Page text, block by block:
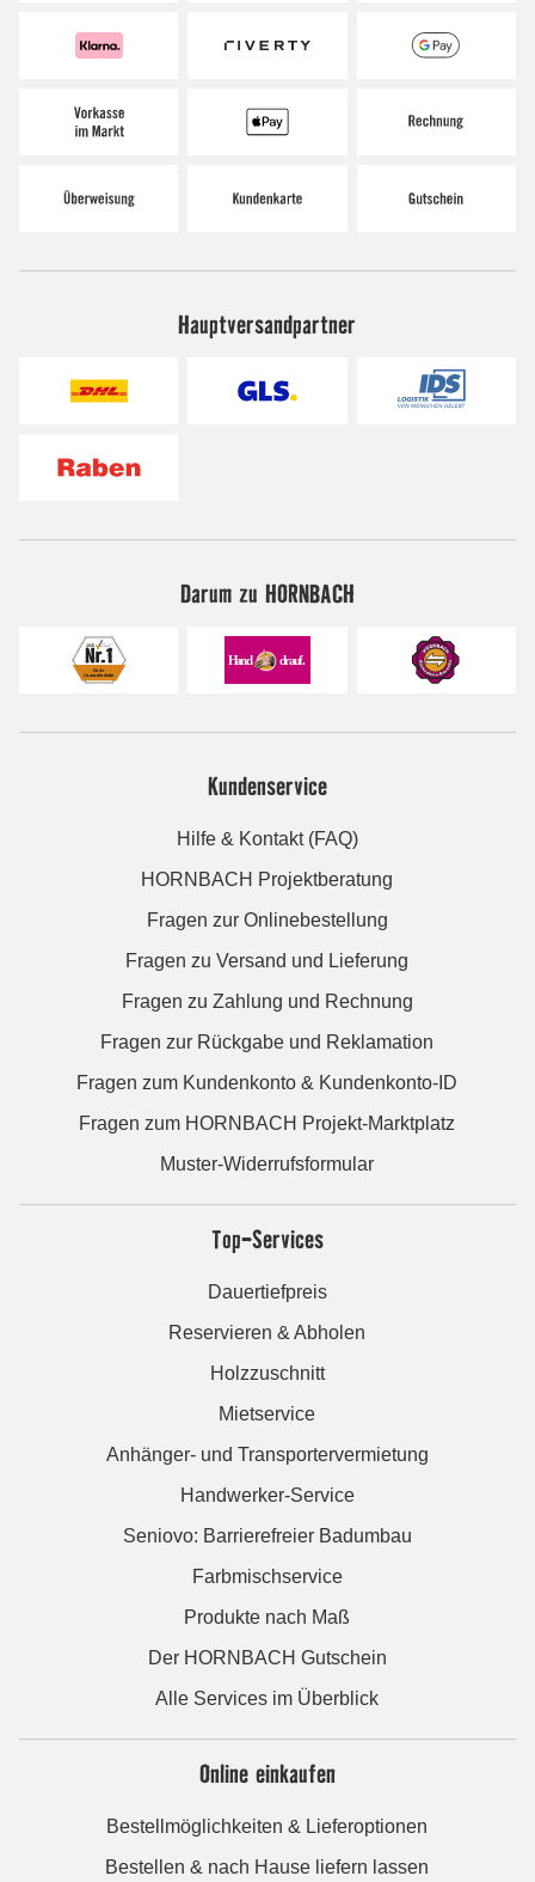
Hauptversandpartner
Darum zu HORNBACH
Kundenservice
Hilfe & Kontakt (FAQ)
HORNBACH Projektberatung
Fragen zur Onlinebestellung
Fragen zu Versand und Lieferung
Fragen zu Zahlung und Rechnung
Fragen zur Rückgabe und Reklamation
Fragen zum Kundenkonto & Kundenkonto-ID
Fragen zum HORNBACH Projekt-Marktplatz
Muster-Widerrufsformular
Top-Services
Dauertiefpreis
Reservieren & Abholen
Holzzuschnitt
Mietservice
Anhänger- und Transportervermietung
Handwerker-Service
Seniovo: Barrierefreier Badumbau
Farbmischservice
Produkte nach Maß
Der HORNBACH Gutschein
Alle Services im Überblick
Online einkaufen
Bestellmöglichkeiten & Lieferoptionen
Bestellen & nach Hause liefern lassen